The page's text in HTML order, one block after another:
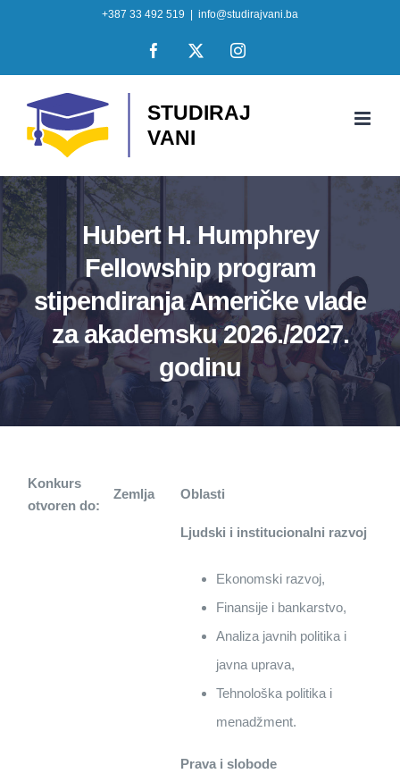
+387 33 492 519 info@studirajvani.ba
Facebook
X Instagram
Hubert H. Humphrey
Fellowship program
stipendiranja Američke vlade
za akademsku 2026./2027.
godinu
Konkurs
otvoren do:
Zemlja Oblasti
Ljudski i institucionalni razvoj
Ekonomski razvoj,
Finansije i bankarstvo,
Analiza javnih politika i
javna uprava,
Tehnološka politika i
menadžment.
Prava i slobode